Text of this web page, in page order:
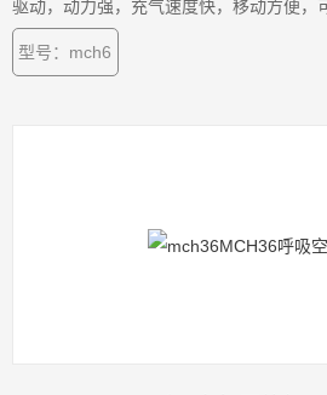
驱动，动力强，充气速度快，移动方便，
型号：mch6